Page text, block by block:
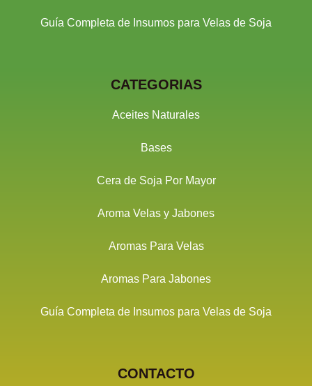
Guía Completa de Insumos para Velas de Soja
CATEGORIAS
Aceites Naturales
Bases
Cera de Soja Por Mayor
Aroma Velas y Jabones
Aromas Para Velas
Aromas Para Jabones
Guía Completa de Insumos para Velas de Soja
CONTACTO